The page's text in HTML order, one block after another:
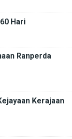
Hari
Ranperda
Kerajaan